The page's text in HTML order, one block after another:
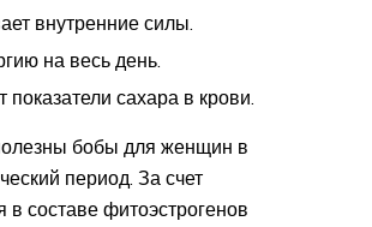
внутренние силы.
на весь день.
показатели сахара в крови.
бобы для женщин в
период. За счет
в составе фитоэстрогенов